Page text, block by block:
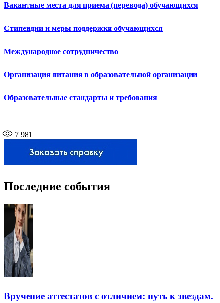
Вакантные места для приема (перевода) обучающихся
Стипендии и меры поддержки обучающихся
Международное сотрудничество
Организация питания в образовательной организации
Образовательные стандарты и требования
7 981
Последние события
Вручение аттестатов с отличием: путь к звездам.